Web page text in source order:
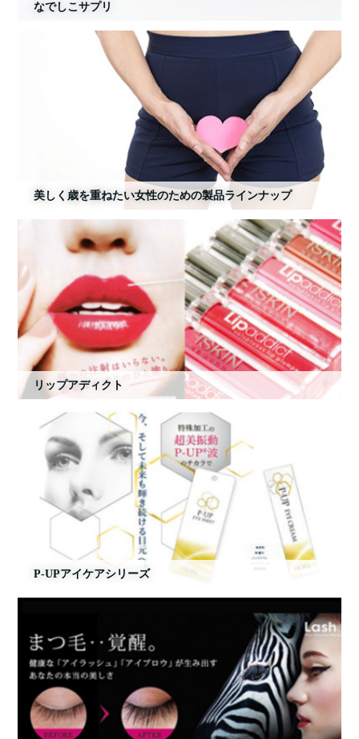
なでしこサプリ
美しく歳を重ねたい女性のための製品ラインナップ
リップアディクト
P-UPアイケアシリーズ